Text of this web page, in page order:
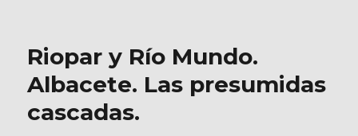
Riopar y Río Mundo.
Albacete. Las presumidas
cascadas.